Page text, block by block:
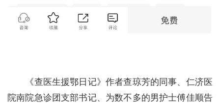
《查医生援鄂日记》作者查琼芳的同事、仁济医
院南院急诊团支部书记、为数不多的男护士傅佳顺告